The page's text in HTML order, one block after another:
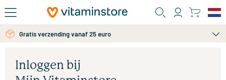
Ga naar de hoofdinhoud
Gratis persoonlijk advies via chat of email
Inloggen bij